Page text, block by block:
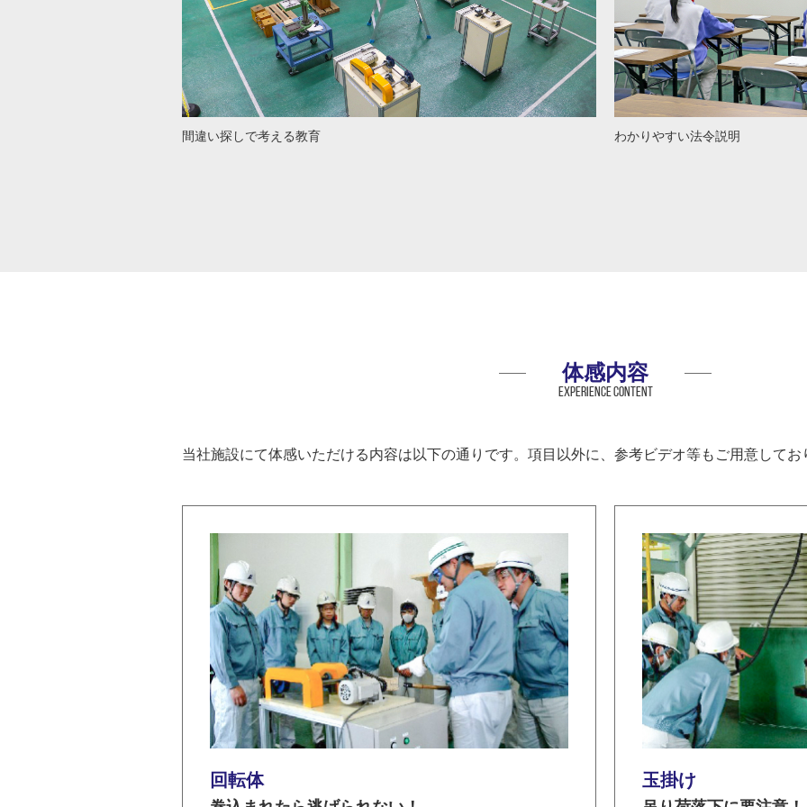
間違い探しで考える教育 わかりやすい法令説明
体感内容
Experience content
当社施設にて体感いただける内容は以下の通りです。項目以外に、参考ビデオ等もご用意してお
回転体 玉掛け